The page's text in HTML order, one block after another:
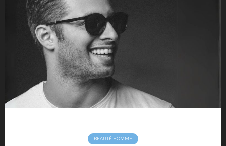
BEAUTÉ HOMME
Music
Opinions
TV
Hotels
maison déco
Mode Homme
Montre homme